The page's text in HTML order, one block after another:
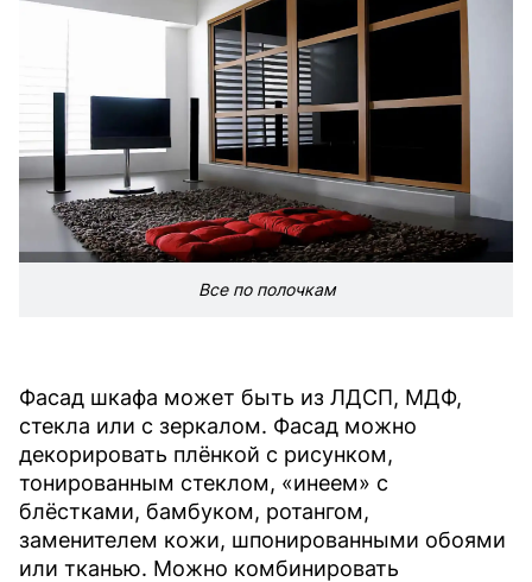
Все по полочкам
Фасад шкафа может быть из ЛДСП, МДФ,
стекла или с зеркалом. Фасад можно
декорировать плёнкой с рисунком,
тонированным стеклом, «инеем» с
блёстками, бамбуком, ротангом,
заменителем кожи, шпонированными обоями
или тканью. Можно комбинировать